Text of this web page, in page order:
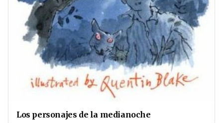
Los personajes de la medianoche